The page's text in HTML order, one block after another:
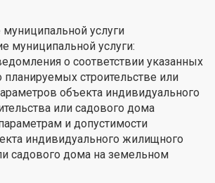
услуги
муниципальной услуги:
о соответствии указанных
строительстве или
объекта индивидуального
или садового дома
и допустимости
индивидуального жилищного
садового дома на земельном